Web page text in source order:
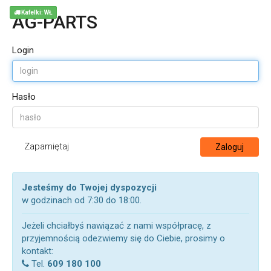
AG-PARTS
Login
Hasło
Zapamiętaj Zaloguj
Jesteśmy do Twojej dyspozycji
w godzinach od 7:30 do 18:00.
Jeżeli chciałbyś nawiązać z nami współpracę, z
przyjemnością odezwiemy się do Ciebie, prosimy o
kontakt:
Tel. 609 180 100
Kafelki: WŁ